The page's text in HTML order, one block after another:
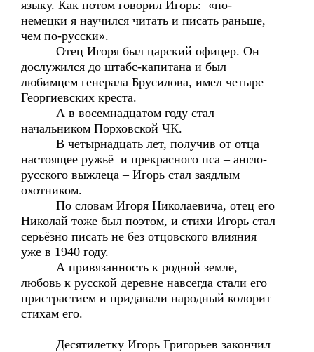
языку. Как потом говорил Игорь: «по-
немецки я научился читать и писать раньше,
чем по-русски».
Отец Игоря был царский офицер. Он
дослужился до штабс-капитана и был
любимцем генерала Брусилова, имел четыре
Георгиевских креста.
А в восемнадцатом году стал
начальником Порховской ЧК.
В четырнадцать лет, получив от отца
настоящее ружьё и прекрасного пса – англо-
русского выжлеца – Игорь стал заядлым
охотником.
По словам Игоря Николаевича, отец его
Николай тоже был поэтом, и стихи Игорь стал
серьёзно писать не без отцовского влияния
уже в 1940 году.
А привязанность к родной земле,
любовь к русской деревне навсегда стали его
пристрастием и придавали народный колорит
стихам его.
Десятилетку Игорь Григорьев закончил